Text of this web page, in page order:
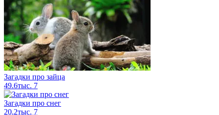
Загадки про зайца
49.6тыс. 7
Загадки про снег
20.2тыс. 7